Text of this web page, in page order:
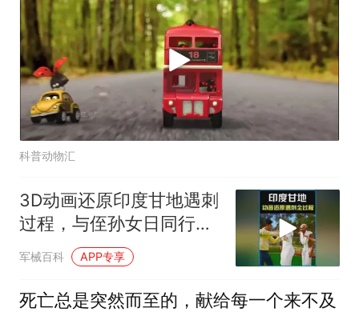
科普动物汇
3D动画还原印度甘地遇刺
过程，与侄孙女日同行夜
同寝！ #原理动画
军械百科 APP专享
死亡总是突然而至的，献给每一个来不及